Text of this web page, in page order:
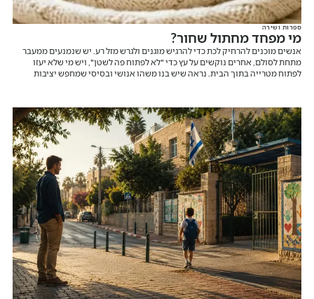
ספרות ושירה
מי מפחד מחתול שחור?
אנשים מוכנים להרחיק לכת כדי להרגיש מוגנים ולגרש מזל רע. יש שנמנעים ממעבר
מתחת לסולם, אחרים נוקשים על עץ כדי "לא לפתוח פה לשטן", ויש מי שלא יעזו
לפתוח מטרייה בתוך הבית. נראה שיש בנו משהו אנושי ובסיסי שמחפש יציבות